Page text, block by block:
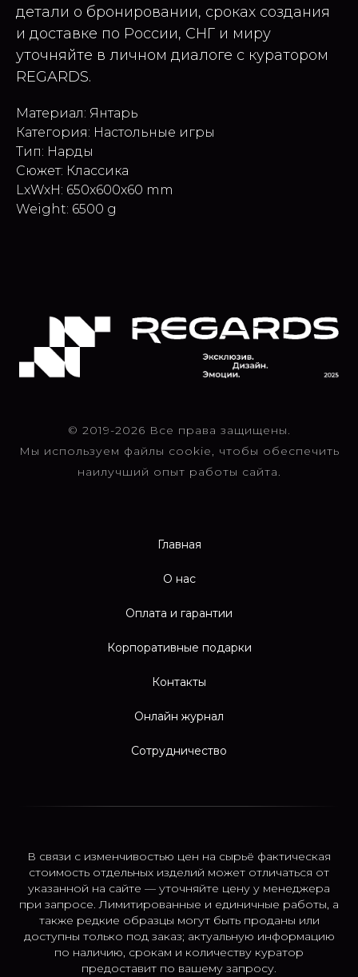
детали о бронировании, сроках создания
и доставке по России, СНГ и миру
уточняйте в личном диалоге с куратором
REGARDS.
Материал: Янтарь
Категория: Настольные игры
Тип: Нарды
Сюжет: Классика
LxWxH: 650x600x60 mm
Weight: 6500 g
© 2019-2026 Все права защищены.
Мы используем файлы cookie, чтобы обеспечить
наилучший опыт работы сайта.
Главная
О нас
Оплата и гарантии
Корпоративные подарки
Контакты
Онлайн журнал
Сотрудничество
В связи с изменчивостью цен на сырьё фактическая
стоимость отдельных изделий может отличаться от
указанной на сайте — уточняйте цену у менеджера
при запросе. Лимитированные и единичные работы, а
также редкие образцы могут быть проданы или
доступны только под заказ; актуальную информацию
по наличию, срокам и количеству куратор
предоставит по вашему запросу.